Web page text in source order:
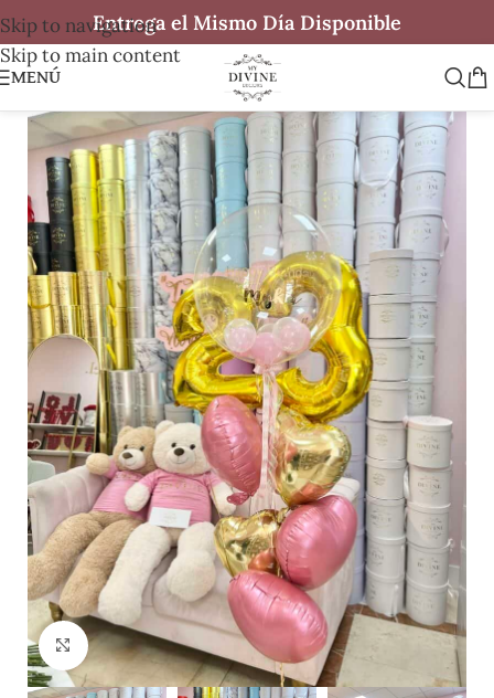
Skip to navigation
Skip to main content
Entrega el Mismo Día Disponible
MENÚ
Clic para ampliar